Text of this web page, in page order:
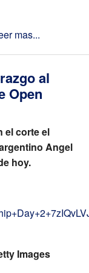
mas...
al
Open
el corte el
Angel
hoy.
Images